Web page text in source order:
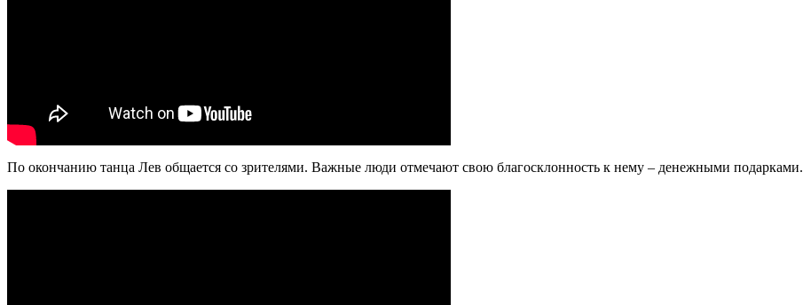
По окончанию танца Лев общается со зрителями. Важные люди отмечают свою благосклонность к нему – денежными подарками.